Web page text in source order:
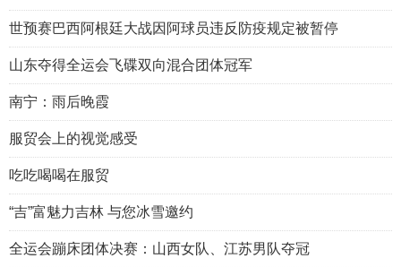
世预赛巴西阿根廷大战因阿球员违反防疫规定被暂停
山东夺得全运会飞碟双向混合团体冠军
南宁：雨后晚霞
服贸会上的视觉感受
吃吃喝喝在服贸
“吉”富魅力吉林 与您冰雪邀约
全运会蹦床团体决赛：山西女队、江苏男队夺冠